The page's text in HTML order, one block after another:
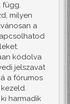
függ.
milyen
a
kódolva
jelszavat
a fórumos
harmadik